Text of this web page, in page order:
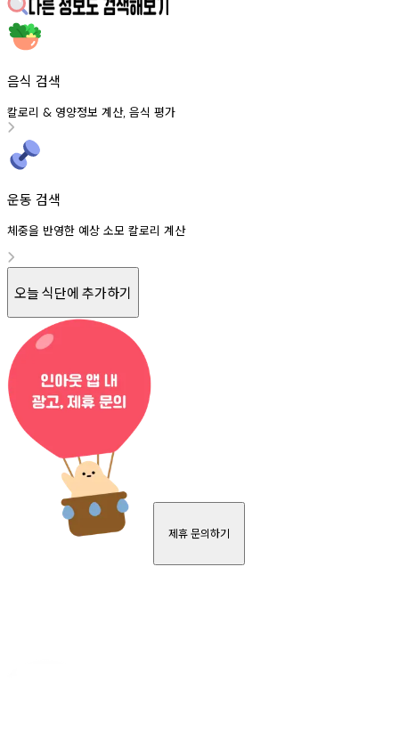
음식 검색
칼로리 & 영양정보 계산, 음식 평가
운동 검색
체중을 반영한 예상 소모 칼로리 계산
오늘 식단에 추가하기
제휴 문의하기